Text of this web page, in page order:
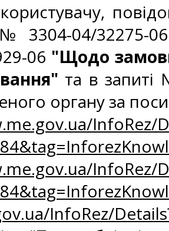
3304-04/32275-
06 "Щодо
та в запиті
органу за
InfoRez/
InfoRez/
InfoRez/